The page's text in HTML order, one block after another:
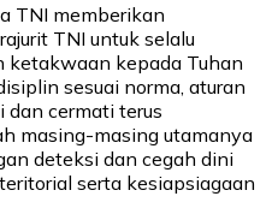
TNI memberikan
TNI untuk selalu
kepada Tuhan
sesuai norma, aturan
dan cermati terus
masing-masing utamanya
deteksi dan cegah dini
serta kesiapsiagaan